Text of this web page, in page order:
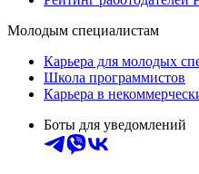
Молодым специалистам
Карьера для молодых
Школа программистов
Карьера в
Боты для уведомлений